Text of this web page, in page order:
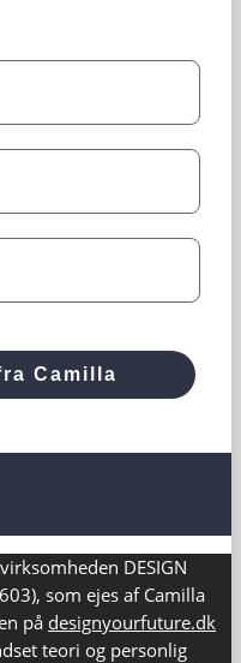
Camilla
DESIGN
som ejes af Camilla
på designyourfuture.dk
teori og personlig